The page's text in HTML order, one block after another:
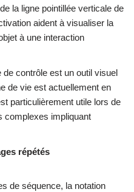
la ligne pointillée verticale de
aident à visualiser la
à une interaction
de contrôle est un outil visuel
de vie est actuellement en
particulièrement utile lors de
complexes impliquant
répétés
de séquence, la notation